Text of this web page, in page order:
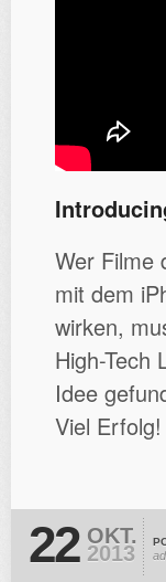
Wer Filme
mit dem
wirken,
High-Tech
Idee
Viel Erfolg!
22 OKT.
2013